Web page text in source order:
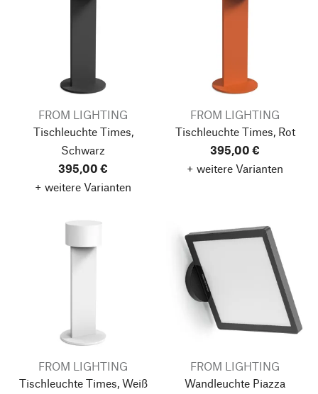
FROM LIGHTING
Tischleuchte Times,
Schwarz
395,00 €
+ weitere Varianten
FROM LIGHTING
Tischleuchte Times, Rot
395,00 €
+ weitere Varianten
FROM LIGHTING
Tischleuchte Times, Weiß
FROM LIGHTING
Wandleuchte Piazza